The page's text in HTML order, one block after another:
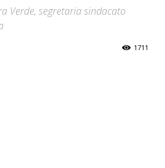
Verde, segretaria sindacato
1711